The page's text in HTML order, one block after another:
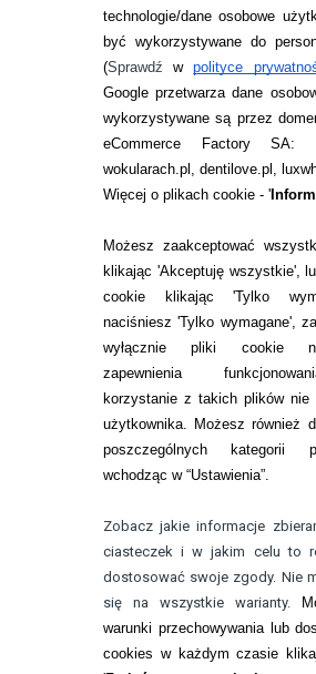
technologie/dane osobowe
być wykorzystywane do
(Sprawdźwpolityce
Google przetwarza dane
wykorzystywane są przez
eCommerce Factory SA:
wokularach.pl, dentilove.pl,
Więcej o plikach cookie - '
Możesz zaakceptować
klikając 'Akceptuję wszystkie',
cookie klikając 'Tylko
naciśniesz 'Tylko wymagane',
wyłącznie pliki cookie
zapewnienia
korzystanie z takich plików nie
użytkownika. Możesz również
poszczególnych kategorii
wchodząc w “Ustawienia”.
Zobacz jakie informacje
ciasteczek i w jakim celu to
dostosować swoje zgody. Nie
się na wszystkie warianty.
warunki przechowywania lub
cookies w każdym czasie
JAK ZAMAWIAĆ?
ZWROTY I REKLAMACJA
WARUNKI ZAKUPÓW
RANKINGI SOCZEWEK
SOCZEWKI KOLOROWE
Zwrot (odstąpienie od umowy)
ZMIEŃ USTAWIENIA ZGODY NA
KONTAKT
telefon:
22 113 44 42
telefon:
732 08 08 72